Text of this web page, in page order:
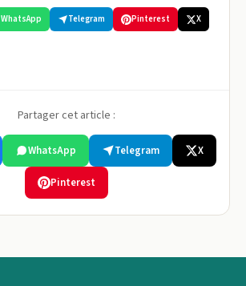
WhatsApp Telegram Pinterest
X
Partager cet article :
WhatsApp Telegram X
Pinterest